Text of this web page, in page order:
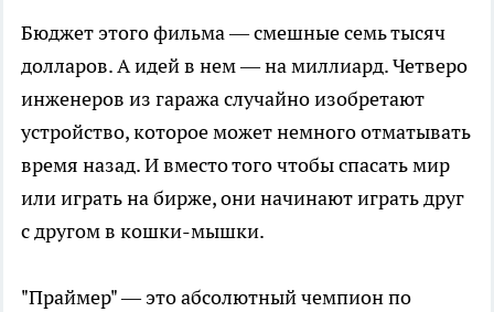
Бюджет этого фильма — смешные семь тысяч
долларов. А идей в нем — на миллиард. Четверо
инженеров из гаража случайно изобретают
устройство, которое может немного отматывать
время назад. И вместо того чтобы спасать мир
или играть на бирже, они начинают играть друг
с другом в кошки-мышки.
"Праймер" — это абсолютный чемпион по